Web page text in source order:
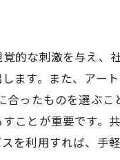
的な刺激を与え、
ます。また、アート
合ったものを選ぶこ
ことが重要です。
を利用すれば、手